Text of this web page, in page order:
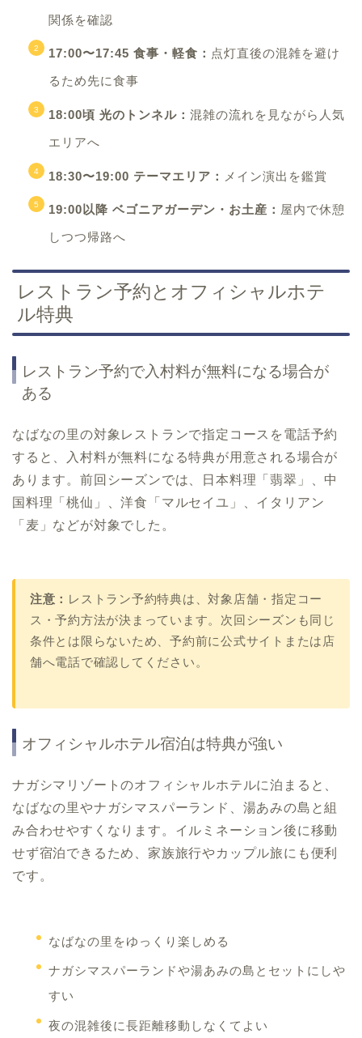
関係を確認
17:00〜17:45 食事・軽食： 点灯直後の混雑を避け
るため先に食事
18:00頃 光のトンネル： 混雑の流れを見ながら人気
エリアへ
18:30〜19:00 テーマエリア： メイン演出を鑑賞
19:00以降 ベゴニアガーデン・お土産： 屋内で休憩
しつつ帰路へ
レストラン予約とオフィシャルホテ
ル特典
レストラン予約で入村料が無料になる場合が
ある
なばなの里の対象レストランで指定コースを電話予約
すると、入村料が無料になる特典が用意される場合が
あります。前回シーズンでは、日本料理「翡翠」、中
国料理「桃仙」、洋食「マルセイユ」、イタリアン
「麦」などが対象でした。
注意： レストラン予約特典は、対象店舗・指定コー
ス・予約方法が決まっています。次回シーズンも同じ
条件とは限らないため、予約前に公式サイトまたは店
舗へ電話で確認してください。
オフィシャルホテル宿泊は特典が強い
ナガシマリゾートのオフィシャルホテルに泊まると、
なばなの里やナガシマスパーランド、湯あみの島と組
み合わせやすくなります。イルミネーション後に移動
せず宿泊できるため、家族旅行やカップル旅にも便利
です。
なばなの里をゆっくり楽しめる
ナガシマスパーランドや湯あみの島とセットにしや
すい
夜の混雑後に長距離移動しなくてよい